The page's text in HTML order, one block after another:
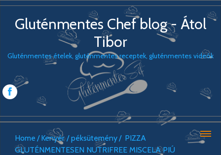
Gluténmentes Chef blog - Átol
Tibor
Gluténmentes ételek, gluténmentes receptek, gluténmentes videók
Home Kenyér / péksütemény
PIZZA
GLUTÉNMENTESEN NUTRIFREE MISCELA PIÚ